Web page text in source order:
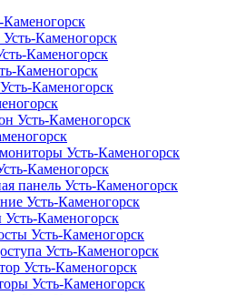
Каменогорск
Каменогорск
Каменогорск
Каменогорск
Усть-Каменогорск
Усть-Каменогорск
Каменогорск
панель Усть-Каменогорск
Усть-Каменогорск
Усть-Каменогорск
Усть-Каменогорск
Усть-Каменогорск
Усть-Каменогорск
Усть-Каменогорск